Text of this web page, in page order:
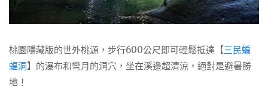
桃園隱藏版的世外桃源，步行600公尺即可輕鬆抵達【三民蝙
蝠洞】的瀑布和彎月的洞穴，坐在溪邊超清涼，絕對是避暑勝
地！